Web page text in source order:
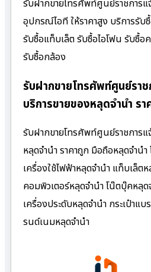
รับฝากขายโทรศัพท์ศูนย์ราชการ
อุปกรณ์ไอที ให้ราคาสูง บริการรั
รับซื้อแท็บเล็ต รับซื้อไอโฟน รับซื้อ
รับซื้อกล้อง
รับฝากขายโทรศัพท์ศูนย์รา
บริการขายของหลุดจำนำ รา
รับฝากขายโทรศัพท์ศูนย์ราชการ
หลุดจำนำ ราคาถูก มือถือหลุดจำน
เครื่องใช้ไฟฟ้าหลุดจำนำ แท็บเล็ต
คอมพิวเตอร์หลุดจำนำ โน๊ตบุ๊คหลุ
เครื่องประดับหลุดจำนำ กระเป๋าแ
รนด์เนมหลุดจำนำ